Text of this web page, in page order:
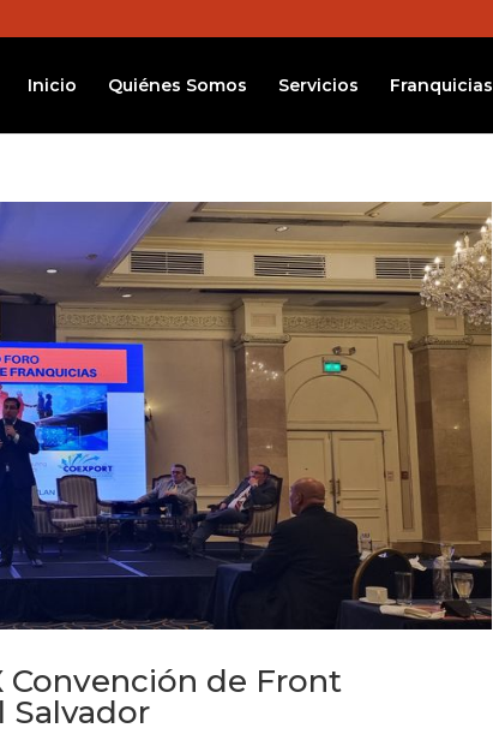
Inicio Quiénes Somos Servicios Franquicias
Convención de Front
Salvador